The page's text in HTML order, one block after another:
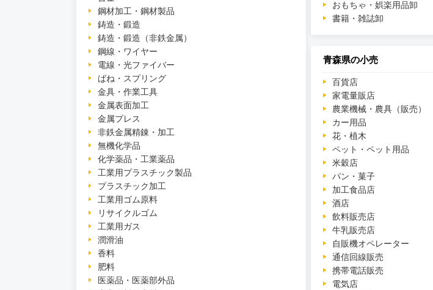
鋼材加工・鋼材製品
鋳造・鍛造
鋳造・鍛造（非鉄金属）
鋼線・ワイヤー
電線・光ファイバー
ばね・スプリング
金具・作業工具
金属表面加工
金属プレス
非鉄金属精錬・加工
無機化学品
化学薬品・工業薬品
工業用プラスチック製品
プラスチック加工
工業用ゴム原料
リサイクルゴム
工業用ガス
潤滑油
香料
肥料
医薬品・医薬部外品
おもちゃ・娯楽用品卸
書籍・雑誌卸
青森県の小売
百貨店
家電量販店
農業機械・農具（販売）
カー用品
花・植木
ペット・ペット用品
米穀店
パン・菓子
加工食品店
酒店
飲料販売店
牛乳販売店
自販機オペレーター
通信回線販売
携帯電話販売
電気店